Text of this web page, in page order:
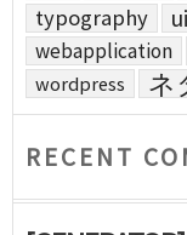
typography
webapplication
wordpress ネ
RECENT